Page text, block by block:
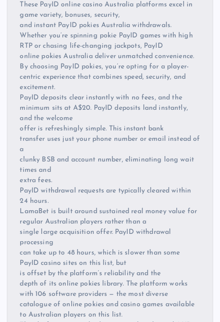
These PayID online casino Australia platforms excel in
game variety, bonuses, security,
and instant PayID pokies Australia withdrawals.
Whether you’re spinning pokie PayID games with high
RTP or chasing life-changing jackpots, PayID
online pokies Australia deliver unmatched convenience.
By choosing PayID pokies, you’re opting for a player-
centric experience that combines speed, security, and
excitement.
PayID deposits clear instantly with no fees, and the
minimum sits at A$20. PayID deposits land instantly,
and the welcome
offer is refreshingly simple. This instant bank
transfer uses just your phone number or email instead of
a
clunky BSB and account number, eliminating long wait
times and
extra fees.
PayID withdrawal requests are typically cleared within
24 hours.
LamaBet is built around sustained real money value for
regular Australian players rather than a
single large acquisition offer. PayID withdrawal
processing
can take up to 48 hours, which is slower than some
PayID casino sites on this list, but
is offset by the platform’s reliability and the
depth of its online pokies library. The platform works
with 106 software providers — the most diverse
catalogue of online pokies and casino games available
to Australian players on this list.